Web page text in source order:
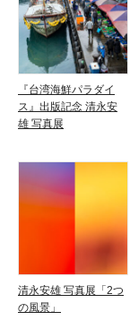
『台湾海鮮パラダイ
ス』出版記念 清永安
雄 写真展
清永安雄 写真展「2つ
の風景」